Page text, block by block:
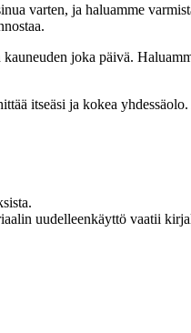
varten, ja haluamme
joka päivä.
itseäsi ja kokea
uudelleenkäyttö vaatii